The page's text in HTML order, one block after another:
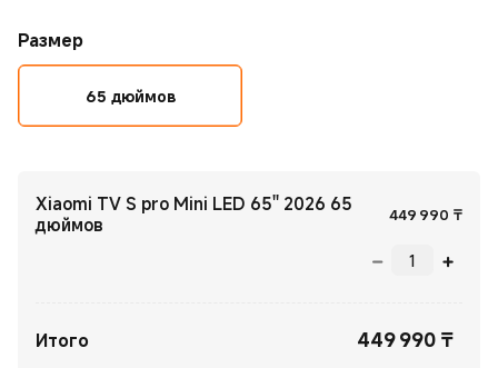
Размер
65 дюймов
Xiaomi TV S pro Mini LED 65'' 2026 65
дюймов
449 990 ₸
Итого 449 990 ₸